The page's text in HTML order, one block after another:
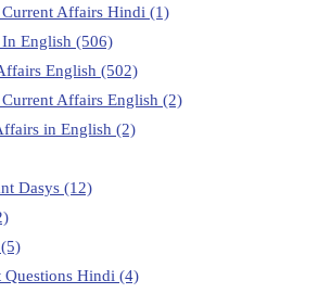
Affairs Hindi (1)
English (506)
English (502)
Affairs English (2)
in English (2)
Dasys (12)
(5)
Questions Hindi (4)